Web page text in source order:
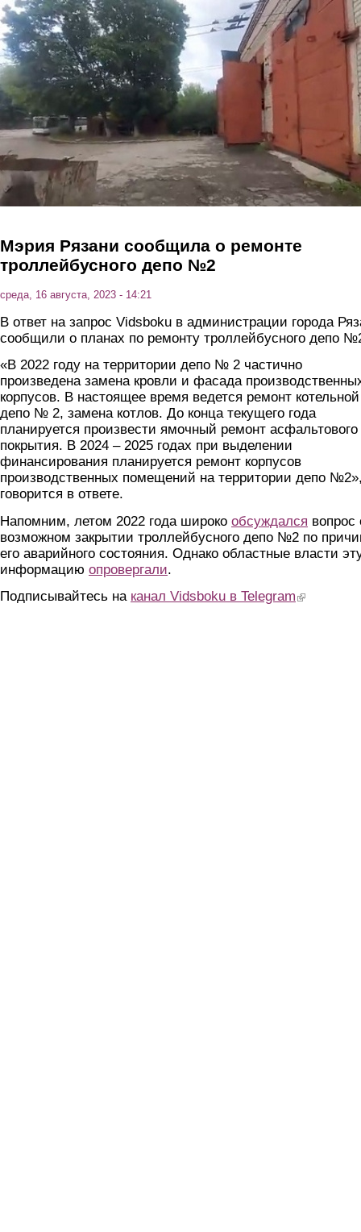
Перейти к основному содержанию
Мэрия Рязани сообщила о ремонте
троллейбусного депо №2
среда, 16 августа, 2023 - 14:21
В ответ на запрос Vidsboku в администрации города
сообщили о планах по ремонту троллейбусного депо
«В 2022 году на территории депо № 2 частично
произведена замена кровли и фасада
корпусов. В настоящее время ведется ремонт котельной
депо № 2, замена котлов. До конца текущего года
планируется произвести ямочный ремонт асфальтового
покрытия. В 2024 – 2025 годах при выделении
финансирования планируется ремонт корпусов
производственных помещений на территории депо
говорится в ответе.
Напомним, летом 2022 года широко обсуждался вопрос
возможном закрытии троллейбусного депо №2 по
его аварийного состояния. Однако областные власти
информацию опровергали.
Подписывайтесь на канал Vidsboku в Telegram (link is